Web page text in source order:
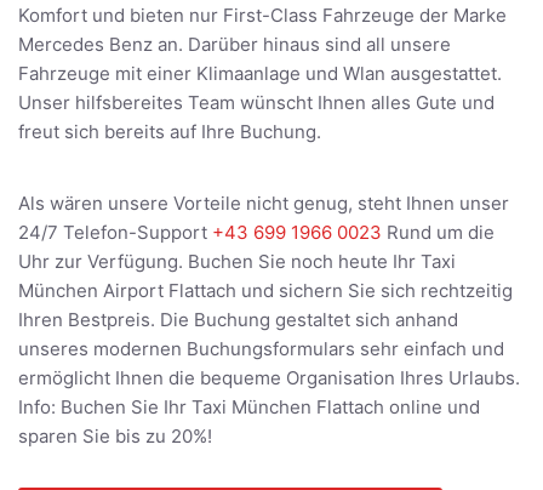
Komfort und bieten nur First-Class Fahrzeuge der Marke
Mercedes Benz an. Darüber hinaus sind all unsere
Fahrzeuge mit einer Klimaanlage und Wlan ausgestattet.
Unser hilfsbereites Team wünscht Ihnen alles Gute und
freut sich bereits auf Ihre Buchung.
Als wären unsere Vorteile nicht genug, steht Ihnen unser
24/7 Telefon-Support +43 699 1966 0023 Rund um die
Uhr zur Verfügung. Buchen Sie noch heute Ihr Taxi
München Airport Flattach und sichern Sie sich rechtzeitig
Ihren Bestpreis. Die Buchung gestaltet sich anhand
unseres modernen Buchungsformulars sehr einfach und
ermöglicht Ihnen die bequeme Organisation Ihres Urlaubs.
Info: Buchen Sie Ihr Taxi München Flattach online und
sparen Sie bis zu 20%!